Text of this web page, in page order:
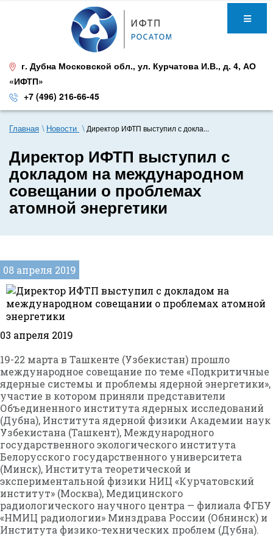
г. Дубна Московской обл., ул. Курчатова И.В., д. 4, АО
«ИФТП»
+7 (496) 216-66-45
Главная Новости Директор ИФТП выступил с докла...
Директор ИФТП выступил с
докладом на международном
совещании о проблемах
атомной энергетики
08 апреля 2019
03 апреля 2019
19-22 марта в Ташкенте (Узбекистан) прошло
международное совещание по теме «Подкритичные
ядерные системы и проблемы ядерной энергетики»,
участие в котором приняли представители
Объединенного института ядерных исследований
(Дубна), Института ядерной физики Академии наук
Узбекистана (Ташкент), Международного
государственного экологического института
Белорусского государственного университета
(Минск), Института теоретической и
экспериментальной физики НИЦ «Курчатовский
институт» (Москва), Медицинского
радиологического научного центра — филиала ФГБУ
«НМИЦ радиологии» Минздрава России (Обнинск) и
Института физико-технических проблем (Дубна).